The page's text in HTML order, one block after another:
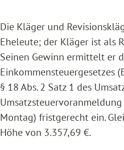
Die Kläger und
Eheleute; der Kläger ist als
Seinen Gewinn ermittelt er
Einkommensteuergesetzes
§ 18 Abs. 2 Satz 1 des
Montag) fristgerecht ein.
Höhe von 3.357,69 €.